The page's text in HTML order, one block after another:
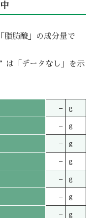
脂肪酸」の成分量で
「データなし」を示
– g
– g
– g
– g
– g
– g
– g